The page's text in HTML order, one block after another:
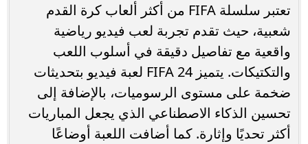
تعتبر سلسلة FIFA من أكثر ألعاب كرة القدم
شعبية، حيث تقدم تجربة لعب فيديو رياضية
واقعية مع تفاصيل دقيقة في أسلوب اللعب
والتكتيكات. يتميز FIFA 24 لعبة فيديو بتحديثات
ضخمة على مستوى الرسوميات، بالإضافة إلى
تحسين الذكاء الاصطناعي الذي يجعل المباريات
أكثر تحديًا وإثارة. كما أضافت اللعبة أوضاعًا